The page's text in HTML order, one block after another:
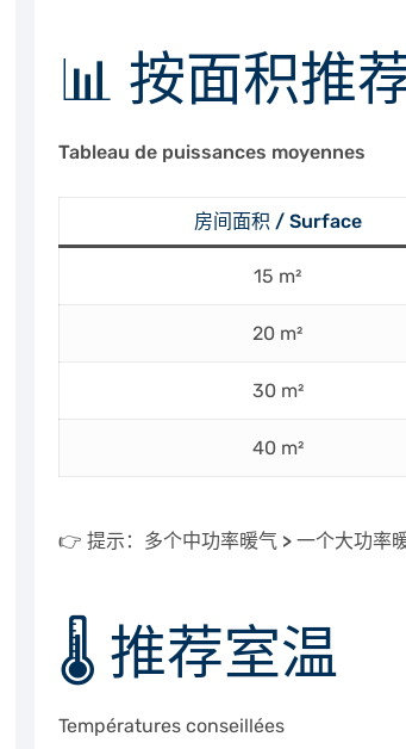
📊 按面积推
Tableau de puissances moyennes
房间面积 / Surface
15 m²
20 m²
30 m²
40 m²
👉 提示： 多个中功率暖气 > 一个大功率
🌡️ 推荐室温
Températures conseillées